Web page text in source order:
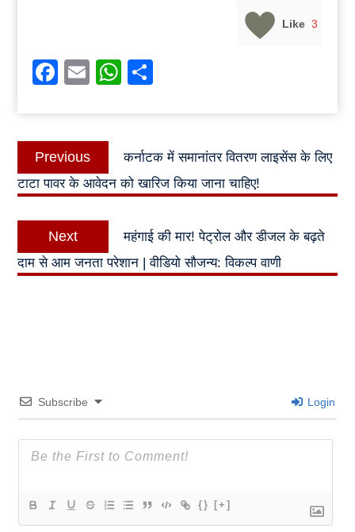
Like 3
Facebook
EmailWhatsApp
Post
navigation
Previous
Previous
post:
कर्नाटक में समानांतर वितरण लाइसेंस के लिए
टाटा पावर के आवेदन को खारिज किया जाना चाहिए!
Next
Next
post:
महंगाई की मार! पेट्रोल और डीजल के बढ़ते
दाम से आम जनता परेशान | वीडियो सौजन्य: विकल्प वाणी
Subscribe Login
{} [+]